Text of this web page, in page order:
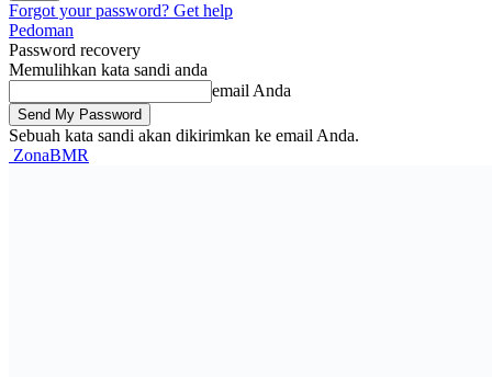
Forgot your password? Get help
Pedoman
Password recovery
Memulihkan kata sandi anda
email Anda
Sebuah kata sandi akan dikirimkan ke email Anda.
ZonaBMR